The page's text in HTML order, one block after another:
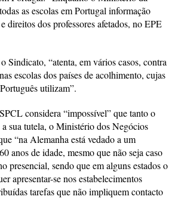
as escolas em Portugal informação
direitos dos professores afetados, no EPE
Sindicato, “atenta, em vários casos, contra
escolas dos países de acolhimento, cujas
utilizam”.
considera “impossível” que tanto o
sua tutela, o Ministério dos Negócios
“na Alemanha está vedado a um
anos de idade, mesmo que não seja caso
presencial, sendo que em alguns estados o
apresentar-se nos estabelecimentos
tarefas que não impliquem contacto